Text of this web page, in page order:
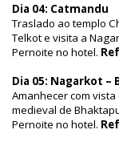
Dia 04: Catmandu
Traslado ao templo
Telkot e visita a
Pernoite no hotel.
Dia 05: Nagarkot –
Amanhecer com
medieval de
Pernoite no hotel.